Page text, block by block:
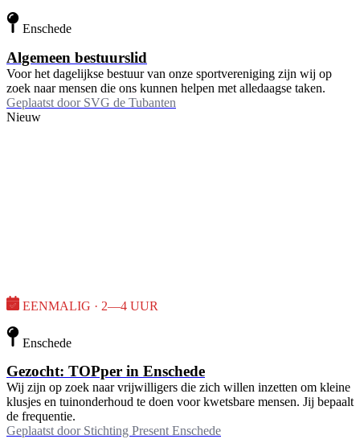
Enschede
Algemeen bestuurslid
Voor het dagelijkse bestuur van onze sportvereniging zijn wij op
zoek naar mensen die ons kunnen helpen met alledaagse taken.
Geplaatst door SVG de Tubanten
Nieuw
EENMALIG · 2—4 UUR
Enschede
Gezocht: TOPper in Enschede
Wij zijn op zoek naar vrijwilligers die zich willen inzetten om kleine
klusjes en tuinonderhoud te doen voor kwetsbare mensen. Jij bepaalt
de frequentie.
Geplaatst door Stichting Present Enschede